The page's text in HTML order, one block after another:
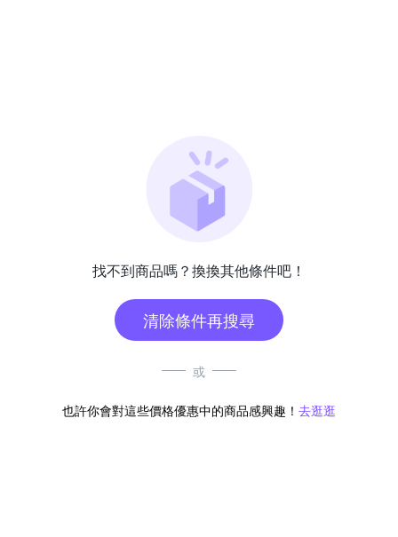
找不到商品嗎？換換其他條件吧！
清除條件再搜尋
或
也許你會對這些價格優惠中的商品感興趣！ 去逛逛